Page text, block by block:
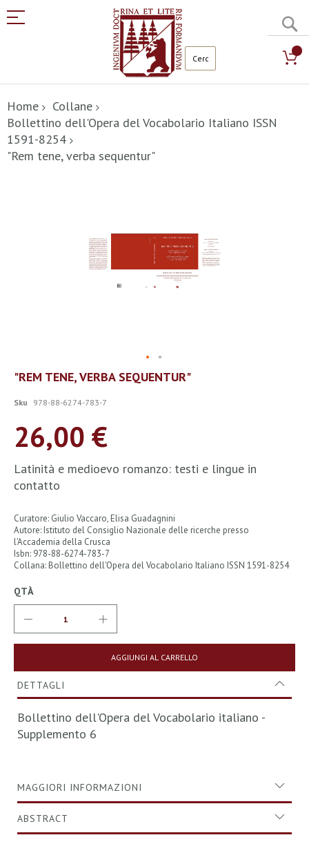
al
contenuto
Home
Collane
Bollettino dell'Opera del Vocabolario Italiano ISSN
1591-8254
"Rem tene, verba sequentur"
Vai
all'inizio
galleria
immagini
"REM TENE, VERBA SEQUENTUR"
Sku 978-88-6274-783-7
26,00 €
Latinità e medioevo romanzo: testi e lingue in
contatto
Curatore: Giulio Vaccaro, Elisa Guadagnini
Autore: Istituto del Consiglio Nazionale delle ricerche presso
l'Accademia della Crusca
Isbn: 978-88-6274-783-7
Collana: Bollettino dell'Opera del Vocabolario Italiano ISSN 1591-8254
QTÀ
AGGIUNGI AL CARRELLO
DETTAGLI
Bollettino dell'Opera del Vocabolario italiano -
Supplemento 6
MAGGIORI INFORMAZIONI
ABSTRACT